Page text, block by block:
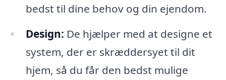
bedst til dine behov og din ejendom.
Design: De hjælper med at designe et
system, der er skræddersyet til dit
hjem, så du får den bedst mulige